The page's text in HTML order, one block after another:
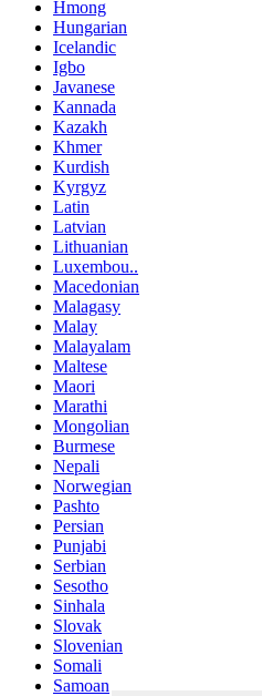
Hmong
Hungarian
Icelandic
Igbo
Javanese
Kannada
Kazakh
Khmer
Kurdish
Kyrgyz
Latin
Latvian
Lithuanian
Luxembou..
Macedonian
Malagasy
Malay
Malayalam
Maltese
Maori
Marathi
Mongolian
Burmese
Nepali
Norwegian
Pashto
Persian
Punjabi
Serbian
Sesotho
Sinhala
Slovak
Slovenian
Somali
Samoan